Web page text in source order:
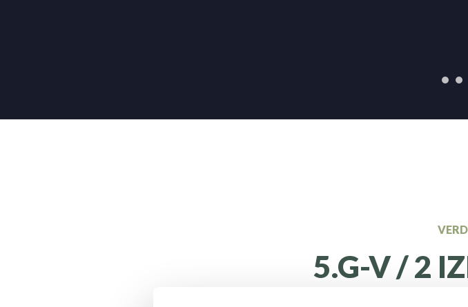
5.G-V / 2